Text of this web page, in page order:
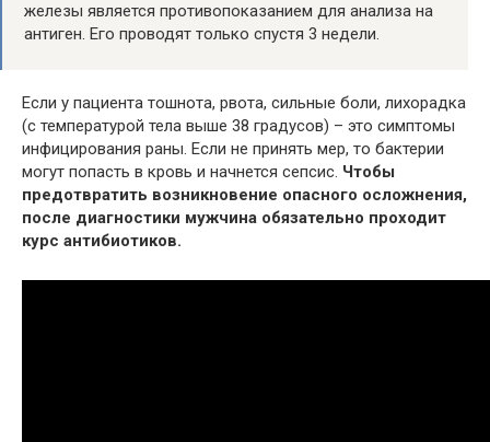
железы является противопоказанием для анализа на
антиген. Его проводят только спустя 3 недели.
Если у пациента тошнота, рвота, сильные боли, лихорадка
(с температурой тела выше 38 градусов) – это симптомы
инфицирования раны. Если не принять мер, то бактерии
могут попасть в кровь и начнется сепсис. Чтобы
предотвратить возникновение опасного осложнения,
после диагностики мужчина обязательно проходит
курс антибиотиков.